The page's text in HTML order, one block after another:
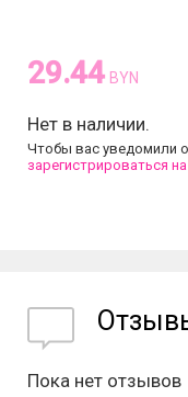
29.44 BYN
Нет в наличии.
Чтобы вас уведомили
зарегистрироваться
Пока нет отзывов